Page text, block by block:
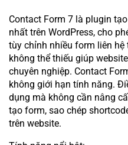
Contact Form 7 là plugin
nhất trên WordPress, cho
tùy chỉnh nhiều form liên
không thể thiếu giúp
chuyên nghiệp. Contact
không giới hạn tính năng.
dụng mà không cần nâng
tạo form, sao chép
trên website.